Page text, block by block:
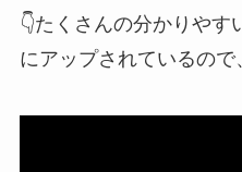
👇たくさんの分かりやす
にアップされているので